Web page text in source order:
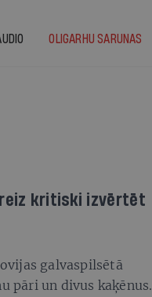
OLIGARHU SARUNAS
kritiski izvērtēt
galvaspilsētā
pāri un divus kaķēnus.